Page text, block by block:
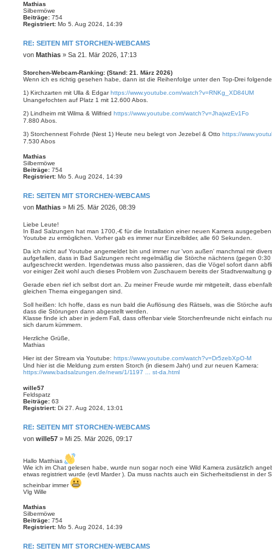
Mathias
Silbermöwe
Beiträge: 754
Registriert: Mo 5. Aug 2024, 14:39
RE: SEITEN MIT STORCHEN-WEBCAMS
B
i
t
a
von Mathias » Sa 21. Mär 2026, 17:13
Storchen-Webcam-Ranking: (Stand: 21. März 2026)
Wenn ich es richtig gesehen habe, dann ist die Reihenfolge unter den Top-Drei
1) Kirchzarten mit Ulla & Edgarhttps://www.youtube.com/watch?v=RNKg_XD84UM
Unangefochten auf Platz 1 mit 12.600 Abos.
2) Lindheim mit Wilma & Wilfried https://www.youtube.com/watch?v=JhajwzEv1Fo
7.880 Abos.
3) Storchennest Fohrde (Nest 1) Heute neu belegt von Jezebel & Otto https://
7.530 Abos
Mathias
Silbermöwe
Beiträge: 754
Registriert: Mo 5. Aug 2024, 14:39
RE: SEITEN MIT STORCHEN-WEBCAMS
B
i
t
r
a
g
von Mathias » Mi 25. Mär 2026, 08:39
Liebe Leute!
In Bad Salzungen hat man 1700,-€ für die Installation einer neuen Kamera
Youtube zu ermöglichen. Vorher gab es immer nur Einzelbilder, alle 60 Sekunden.
Da ich nicht auf Youtube angemeldet bin und immer nur 'von außen' manchmal mir
aufgefallen, dass in Bad Salzungen recht regelmäßig die Störche nächtens (gegen
aufgeschreckt werden. Irgendetwas muss also passieren, das die Vögel sofort dann
vor einiger Zeit wohl auch dieses Problem von Zuschauern bereits der Stadtverwaltung
Gerade eben rief ich selbst dort an. Zu meiner Freude wurde mir mitgeteilt, dass
gleichen Thema eingegangen sind.
Soll heißen: Ich hoffe, dass es nun bald die Auflösung des Rätsels, was die Störche
dass die Störungen dann abgestellt werden.
Klasse finde ich aber in jedem Fall, dass offenbar viele Storchenfreunde nicht einfach
sich darum kümmern.
Herzliche Grüße,
Mathias
Hier ist der Stream via Youtube: https://www.youtube.com/watch?v=Dr5zebXpO-M
Und hier ist die Meldung zum ersten Storch (in diesem Jahr) und zur neuen Kamera:
https://www.badsalzungen.de/news/1/1197 ... st-da.html
wille57
Feldspatz
Beiträge: 63
Registriert: Di 27. Aug 2024, 13:01
RE: SEITEN MIT STORCHEN-WEBCAMS
B
t
r
g
von wille57 » Mi 25. Mär 2026, 09:17
Hallo Matthias
Wie ich im Chat gelesen habe, wurde nun sogar noch eine Wild Kamera zusätzlich
etwas registriert wurde (evtl Marder ). Da muss nachts auch ein Sicherheitsdienst in der
scheinbar immer
Vlg Wille
Mathias
Silbermöwe
Beiträge: 754
Registriert: Mo 5. Aug 2024, 14:39
RE: SEITEN MIT STORCHEN-WEBCAMS